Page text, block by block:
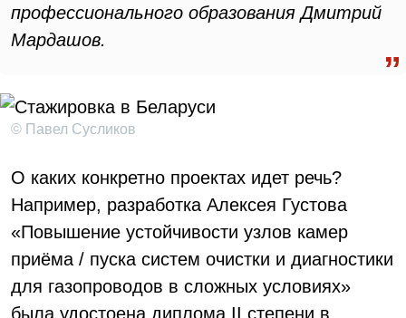
профессионального образования Дмитрий
Мардашов.
© Павел Сусликов
О каких конкретно проектах идет речь?
Например, разработка Алексея Густова
«Повышение устойчивости узлов камер
приёма / пуска систем очистки и диагностики
для газопроводов в сложных условиях»
была удостоена диплома II степени в